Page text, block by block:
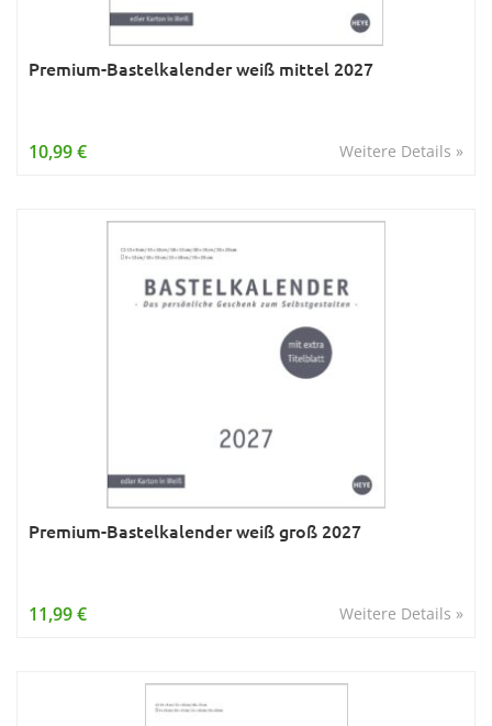
Premium-Bastelkalender weiß mittel 2027
Weitere Details »
10,99 €
Premium-Bastelkalender weiß groß 2027
Weitere Details »
11,99 €